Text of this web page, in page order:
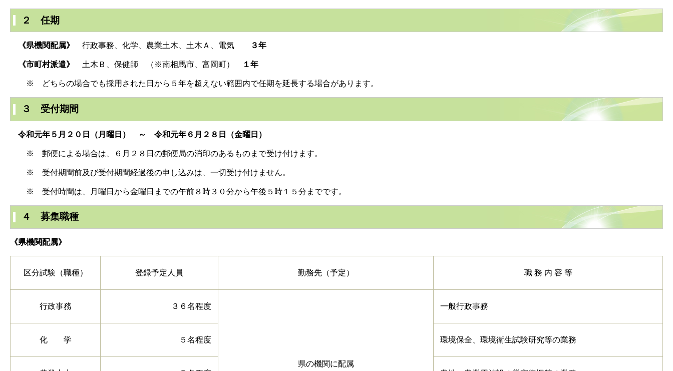
２ 任期
《県機関配属》 行政事務、化学、農業土木、土木Ａ、電気 ３年
《市町村派遣》 土木Ｂ、保健師 （※南相馬市、富岡町） １年
※ どちらの場合でも採用された日から５年を超えない範囲内で任期を延長する場合があります。
３ 受付期間
令和元年５月２０日（月曜日） ～ 令和元年６月２８日（金曜日）
※ 郵便による場合は、６月２８日の郵便局の消印のあるものまで受け付けます。
※ 受付期間前及び受付期間経過後の申し込みは、一切受け付けません。
※ 受付時間は、月曜日から金曜日までの午前８時３０分から午後５時１５分までです。
４ 募集職種
《県機関配属》
区分試験（職種） 登録予定人員 勤務先（予定） 職 務 内 容 等
行政事務 ３６名程度
県の機関に配属
一般行政事務
化 学 ５名程度 環境保全、環境衛生試験研究等の業務